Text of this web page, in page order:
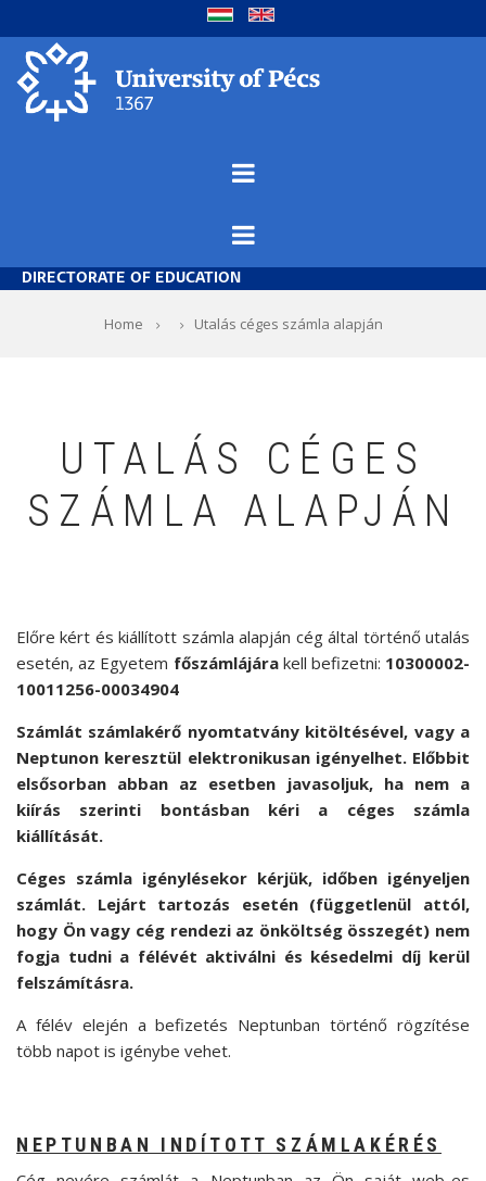
to
main
content
DIRECTORATE OF EDUCATION
Breadcrumb
Home Utalás céges számla alapján
UTALÁS CÉGES
SZÁMLA ALAPJÁN
Előre kért és kiállított számla alapján cég által történő utalás
esetén, az Egyetem főszámlájárakell befizetni: 10300002-
10011256-00034904
Számlát számlakérő nyomtatvány kitöltésével, vagy a
Neptunon keresztül elektronikusan igényelhet. Előbbit
elsősorban abban az esetben javasoljuk, ha nem a
kiírás szerinti bontásban kéri a céges számla
kiállítását.
Céges számla igénylésekor kérjük, időben igényeljen
számlát. Lejárt tartozás esetén (függetlenül attól,
hogy Ön vagy cég rendezi az önköltség összegét) nem
fogja tudni a félévét aktiválni és késedelmi díj kerül
felszámításra.
A félév elején a befizetés Neptunban történő rögzítése
több napot is igénybe vehet.
NEPTUNBAN INDÍTOTT SZÁMLAKÉRÉS